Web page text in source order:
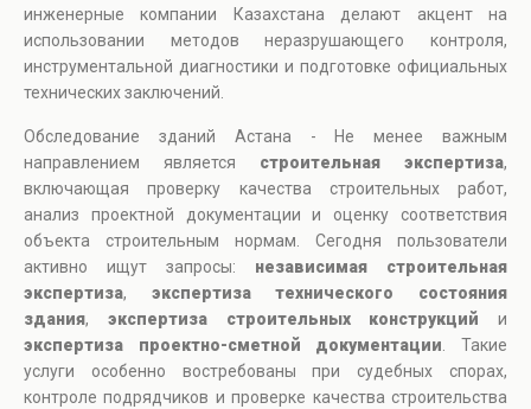
инженерные компании Казахстана делают акцент на
использовании методов неразрушающего контроля,
инструментальной диагностики и подготовке официальных
технических заключений.
Обследование зданий Астана - Не менее важным
направлением является строительная экспертиза,
включающая проверку качества строительных работ,
анализ проектной документации и оценку соответствия
объекта строительным нормам. Сегодня пользователи
активно ищут запросы: независимая строительная
экспертиза, экспертиза технического состояния
здания, экспертиза строительных конструкций и
экспертиза проектно-сметной документации . Такие
услуги особенно востребованы при судебных спорах,
контроле подрядчиков и проверке качества строительства